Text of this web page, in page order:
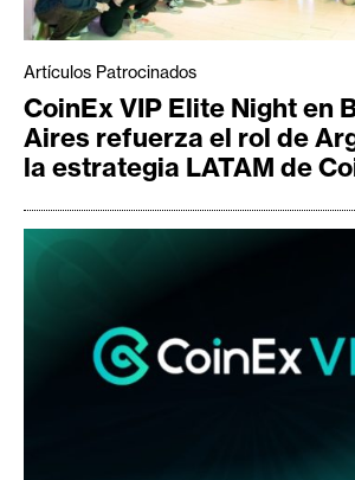
Artículos Patrocinados
CoinEx VIP Elite Night en
Aires refuerza el rol de
la estrategia LATAM de